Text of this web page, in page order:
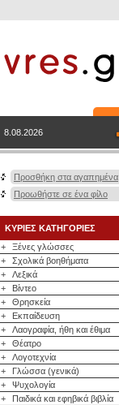
8.08.2026
Προσθήκη στα αγαπημένα
Προωθήστε σε ένα φίλο
ΚΥΡΙΕΣ ΚΑΤΗΓΟΡΙΕΣ
+
Ξένες γλώσσες
+
Σχολικά βοηθήματα
+
Λεξικά
+
Βίντεο
+
Θρησκεία
+
Εκπαίδευση
+
Λαογραφία, ήθη και έθιμα
+
Θέατρο
+
Λογοτεχνία
+
Γλώσσα (γενικά)
+
Ψυχολογία
+
Παιδικά και εφηβικά βιβλία